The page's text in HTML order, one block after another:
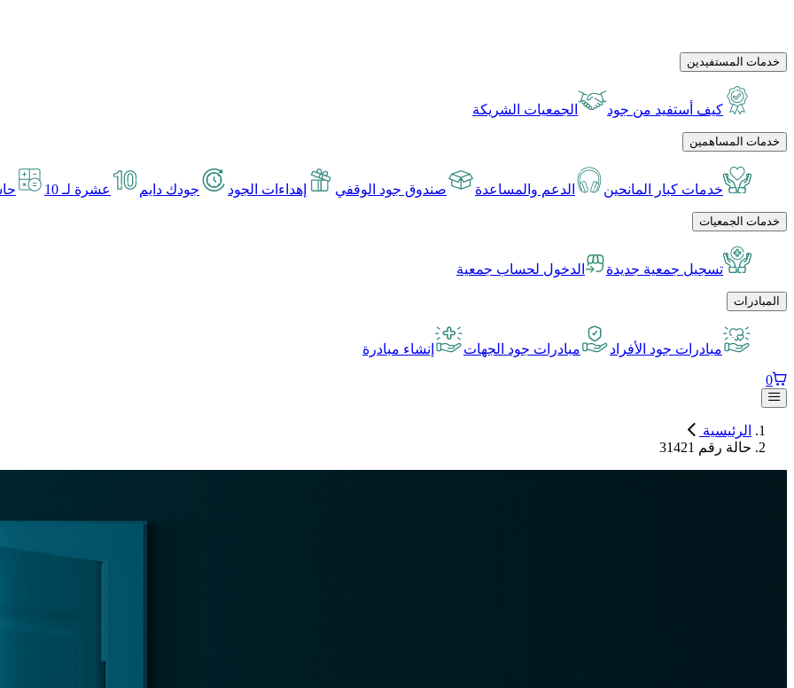
خدمات المستفيدين
كيف أستفيد من جود الجمعيات الشريكة
خدمات المساهمين
خدمات كبار المانحين الدعم والمساعدة صندوق جود الوقفي إهداءات الجود جودك دايم عشرة لـ 10
خدمات الجمعيات
تسجيل جمعية جديدة الدخول لحساب جمعية
المبادرات
مبادرات جود الأفراد مبادرات جود الجهات إنشاء مبادرة
0
الرئيسية
حالة رقم 31421